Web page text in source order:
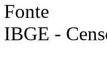
Fonte
IBGE -